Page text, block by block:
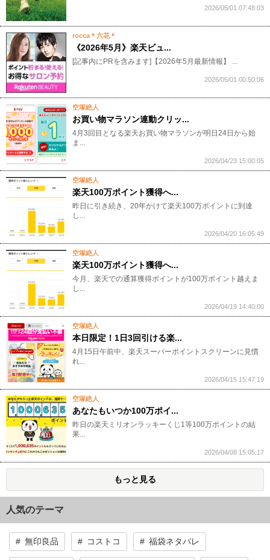
2026/05/01 07:48:03
rocca＊六花＊
《2026年5月》楽天ビュ...
[記事内にPRを含みます]【2026年5月最新情報】 ...
2026/05/01 00:50:06
空塚絶人
お買い物マラソン連動クリッ...
4月3回目となる楽天お買い物マラソンが明日24日から始
ま...
2026/04/23 15:00:05
空塚絶人
楽天100万ポイント獲得へ...
昨日に引き続き、20年かけて楽天100万ポイントに到達
し...
2026/04/20 16:05:49
空塚絶人
楽天100万ポイント獲得へ...
今月、楽天での通算獲得ポイントが100万ポイント越えま
し...
2026/04/19 14:40:00
空塚絶人
本日限定！1日3回引ける楽...
4月15日午前中、楽天スーパーポイントスクリーンに見慣
れ...
2026/04/15 15:47:19
空塚絶人
あなたもいつか100万ポイ...
昨日の楽天ミリオンラッキーくじ1等100万ポイントの結
果...
2026/04/08 15:05:17
もっと見る
人気のテーマ
無印良品 コストコ 福袋ネタバレ